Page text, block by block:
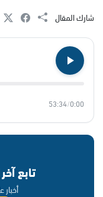
شارك المقال
0:00
/
53:34
تابع
أخبار